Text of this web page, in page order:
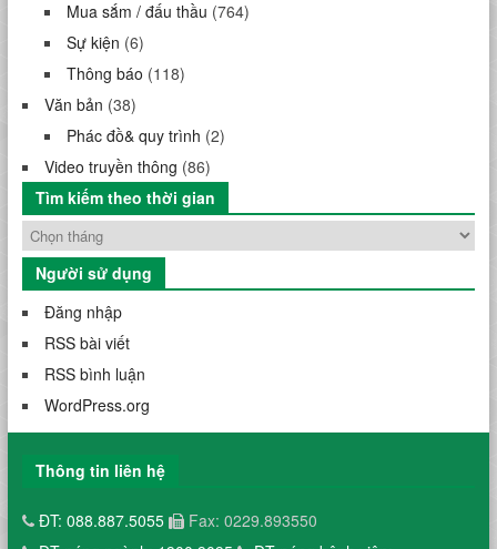
Mua sắm / đấu thầu (764)
Sự kiện (6)
Thông báo (118)
Văn bản (38)
Phác đồ& quy trình (2)
Video truyền thông (86)
Tìm kiếm theo thời gian
Người sử dụng
Đăng nhập
RSS bài viết
RSS bình luận
WordPress.org
Thông tin liên hệ
ĐT: 088.887.5055
Fax: 0229.893550